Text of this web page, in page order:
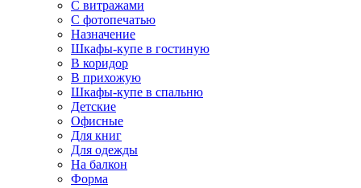
С витражами
С фотопечатью
Назначение
Шкафы-купе в гостиную
В коридор
В прихожую
Шкафы-купе в спальню
Детские
Офисные
Для книг
Для одежды
На балкон
Форма